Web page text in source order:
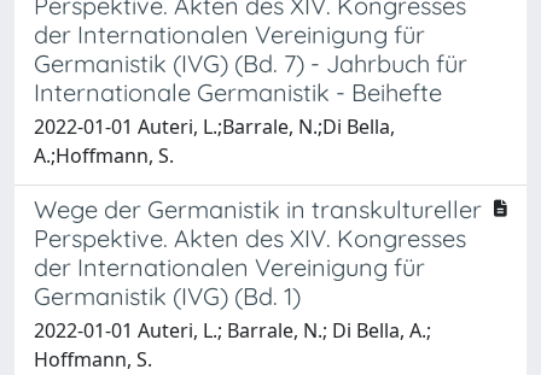
der Internationalen Vereinigung für
Germanistik (IVG) (Bd. 7) - Jahrbuch für
Internationale Germanistik - Beihefte
2022-01-01 Auteri, L.;Barrale, N.;Di Bella,
A.;Hoffmann, S.
Wege der Germanistik in transkultureller
Perspektive. Akten des XIV. Kongresses
der Internationalen Vereinigung für
Germanistik (IVG) (Bd. 1)
2022-01-01 Auteri, L.; Barrale, N.; Di Bella, A.;
Hoffmann, S.